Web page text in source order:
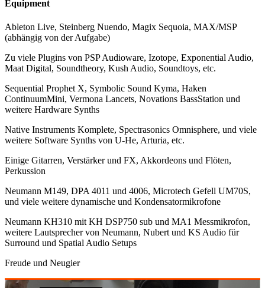
Equipment
Ableton Live, Steinberg Nuendo, Magix Sequoia, MAX/MSP
(abhängig von der Aufgabe)
Zu viele Plugins von PSP Audioware, Izotope, Exponential Audio,
Maat Digital, Soundtheory, Kush Audio, Soundtoys, etc.
Sequential Prophet X, Symbolic Sound Kyma, Haken
ContinuumMini, Vermona Lancets, Novations BassStation und
weitere Hardware Synths
Native Instruments Komplete, Spectrasonics Omnisphere, und viele
weitere Software Synths von U-He, Arturia, etc.
Einige Gitarren, Verstärker und FX, Akkordeons und Flöten,
Perkussion
Neumann M149, DPA 4011 und 4006, Microtech Gefell UM70S,
und viele weitere dynamische und Kondensatormikrofone
Neumann KH310 mit KH DSP750 sub und MA1 Messmikrofon,
weitere Lautsprecher von Neumann, Nubert und KS Audio für
Surround und Spatial Audio Setups
Freude und Neugier